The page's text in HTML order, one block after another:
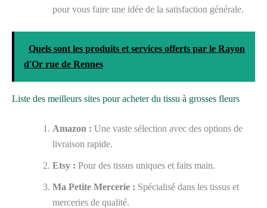
pour vous faire une idée de la satisfaction générale.
Quels sont les produits et services offerts par le Rayon
d'Or rue de Rennes
Liste des meilleurs sites pour acheter du tissu à grosses fleurs
Amazon : Une vaste sélection avec des options de
livraison rapide.
Etsy : Pour des tissus uniques et faits main.
Ma Petite Mercerie : Spécialisé dans les tissus et
merceries de qualité.